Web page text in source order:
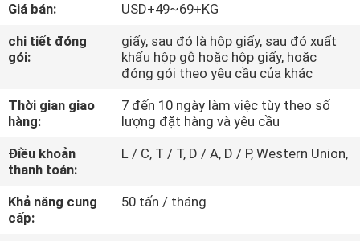
THAM
QUAN
MÁY
KIỂM
SOÁT
CHẤT
Giá bán:
USD+49~69+KG
chi tiết đóng
gói:
giấy, sau đó là hộp giấy, sau đó xuất
khẩu hộp gỗ hoặc hộp giấy, hoặc
đóng gói theo yêu cầu của khác
Thời gian giao
hàng:
7 đến 10 ngày làm việc tùy theo số
lượng đặt hàng và yêu cầu
Điều khoản
thanh toán:
L / C, T / T, D / A, D / P, Western Union,
Khả năng cung
cấp:
50 tấn / tháng